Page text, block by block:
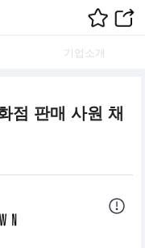
기업소개
점 판매 사원 채